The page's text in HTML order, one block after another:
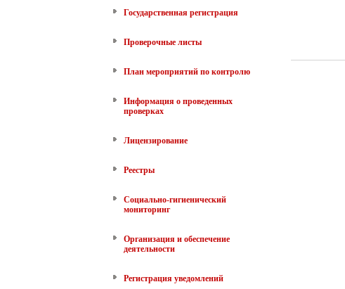
Государственная регистрация
Проверочные листы
План мероприятий по контролю
Информация о проведенных
проверках
Лицензирование
Реестры
Социально-гигиенический
мониторинг
Организация и обеспечение
деятельности
Регистрация уведомлений